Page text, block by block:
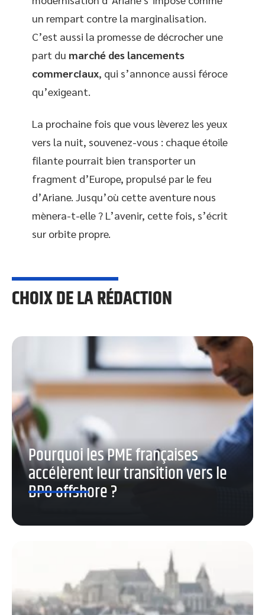
un rempart contre la marginalisation.
C’est aussi la promesse de décrocher une
part du marché des lancements
commerciaux, qui s’annonce aussi féroce
qu’exigeant.
La prochaine fois que vous lèverez les yeux
vers la nuit, souvenez-vous : chaque étoile
filante pourrait bien transporter un
fragment d’Europe, propulsé par le feu
d’Ariane. Jusqu’où cette aventure nous
mènera-t-elle ? L’avenir, cette fois, s’écrit
sur orbite propre.
CHOIX DE LA RÉDACTION
Pourquoi les PME françaises
accélèrent leur transition vers le
BPO offshore ?